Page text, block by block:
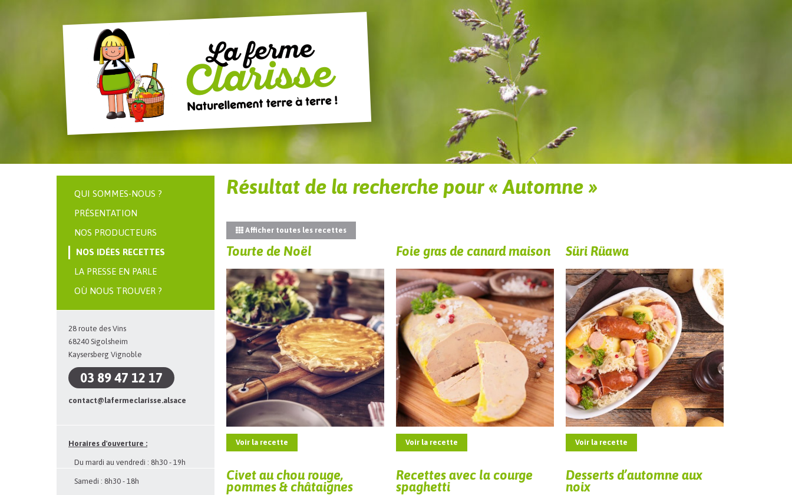
QUI SOMMES-NOUS ?
PRÉSENTATION
NOS PRODUCTEURS
NOS IDÉES RECETTES
LA PRESSE EN PARLE
OÙ NOUS TROUVER ?
28 route des Vins
68240 Sigolsheim
Kaysersberg Vignoble
03 89 47 12 17
contact@lafermeclarisse.alsace
Horaires d'ouverture :
Du mardi au vendredi : 8h30 - 19h
Samedi : 8h30 - 18h
Résultat de la recherche pour « Automne »
Afficher toutes les recettes
Tourte de Noël
Voir la recette
Foie gras de canard maison
Voir la recette
Süri Rüawa
Voir la recette
Civet au chou rouge,
pommes & châtaignes
Recettes avec la courge
spaghetti
Desserts d’automne aux
noix